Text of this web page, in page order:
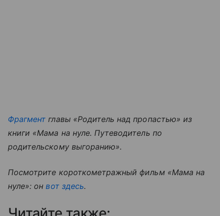
Фрагмент главы «Родитель над пропастью» из
книги «Мама на нуле. Путеводитель по
родительскому выгоранию».
Посмотрите короткометражный фильм «Мама на
нуле»: онвот здесь.